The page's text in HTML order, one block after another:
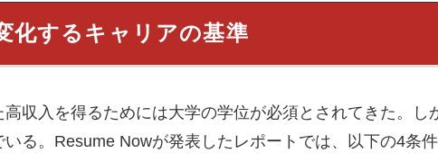
化するキャリアの基準
収入を得るためには大学の学位が必須とされてきた。し
る。Resume Nowが発表したレポートでは、以下の4条